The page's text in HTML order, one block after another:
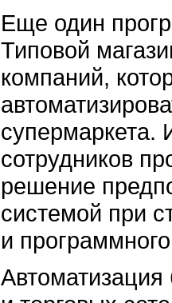
Еще один
Типовой
компаний,
супермаркета.
сотрудников
решение
системой при
и
Автоматизация